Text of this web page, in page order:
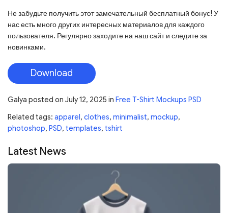
Не забудьте получить этот замечательный бесплатный бонус! У
нас есть много других интересных материалов для каждого
пользователя. Регулярно заходите на наш сайт и следите за
новинками.
Download
Galya posted on July 12, 2025 in Free T-Shirt Mockups PSD
Related tags: apparel, clothes, minimalist, mockup,
photoshop, PSD, templates, tshirt
Latest News